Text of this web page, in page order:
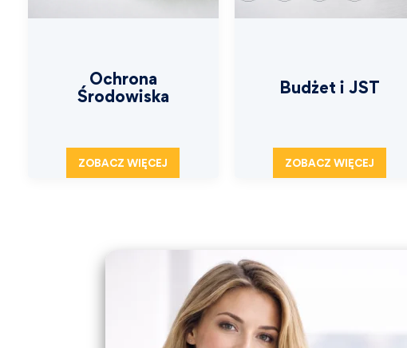
Ochrona
Środowiska
ZOBACZ WIĘCEJ
Budżet i JST
ZOBACZ WIĘCEJ